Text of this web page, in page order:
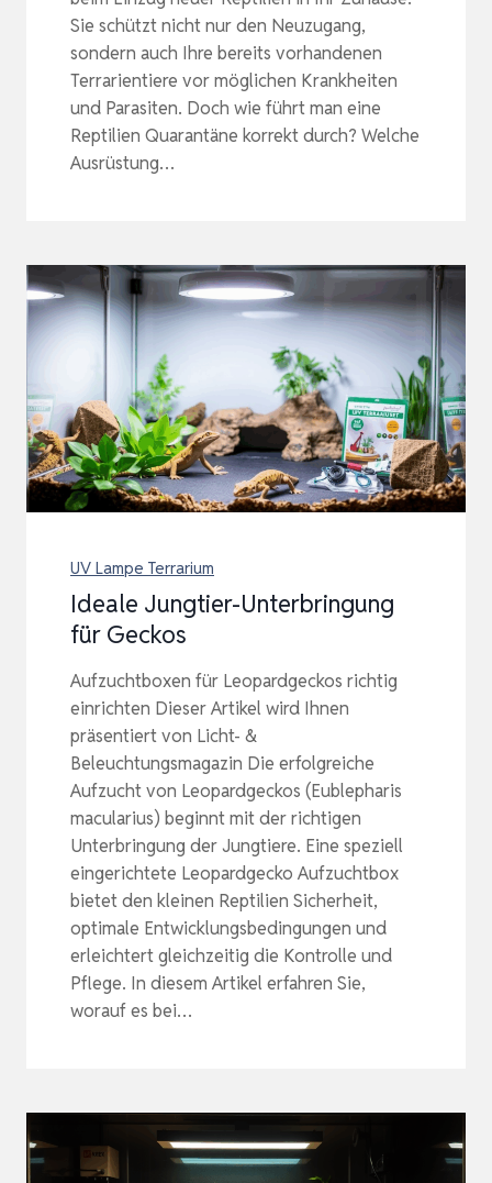
Sie schützt nicht nur den Neuzugang,
sondern auch Ihre bereits vorhandenen
Terrarientiere vor möglichen Krankheiten
und Parasiten. Doch wie führt man eine
Reptilien Quarantäne korrekt durch? Welche
Ausrüstung…
UV Lampe Terrarium
Ideale Jungtier-Unterbringung
für Geckos
Aufzuchtboxen für Leopardgeckos richtig
einrichten Dieser Artikel wird Ihnen
präsentiert von Licht- &
Beleuchtungsmagazin Die erfolgreiche
Aufzucht von Leopardgeckos (Eublepharis
macularius) beginnt mit der richtigen
Unterbringung der Jungtiere. Eine speziell
eingerichtete Leopardgecko Aufzuchtbox
bietet den kleinen Reptilien Sicherheit,
optimale Entwicklungsbedingungen und
erleichtert gleichzeitig die Kontrolle und
Pflege. In diesem Artikel erfahren Sie,
worauf es bei…